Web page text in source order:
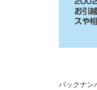
バックナン